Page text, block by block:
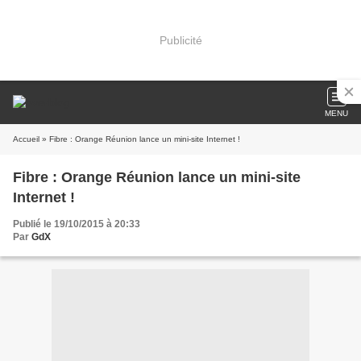
Publicité
MENU
Accueil » Fibre : Orange Réunion lance un mini-site Internet !
Fibre : Orange Réunion lance un mini-site
Internet !
Publié le 19/10/2015 à 20:33
Par GdX